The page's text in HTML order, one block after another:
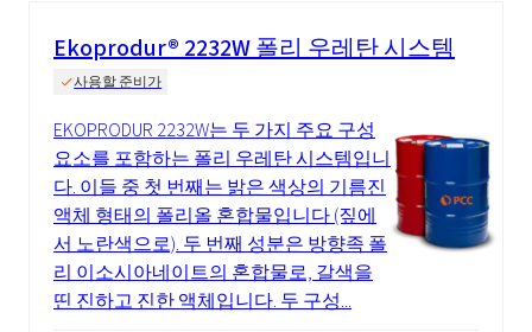
Ekoprodur® 2232W 폴리 우레탄 시스템
사용할 준비가
EKOPRODUR 2232W는 두 가지 주요 구성
요소를 포함하는 폴리 우레탄 시스템입니
다. 이들 중 첫 번째는 밝은 색상의 기름진
액체 형태의 폴리올 혼합물입니다 (짚에
서 노란색으로). 두 번째 성분은 방향족 폴
리 이소시아네이트의 혼합물로, 갈색을
띤 진하고 진한 액체입니다. 두 구성...